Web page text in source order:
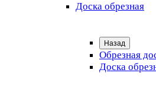
Доска обрезная
Назад
Обрезная
Доска